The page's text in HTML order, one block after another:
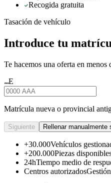
Recogida gratuita
Tasación de vehículo
Introduce tu
Te hacemos una oferta en menos
★★★E
Matrícula nueva o provincial
Siguiente Rellenar manualmente
+30.000Vehículos
+200.000Piezas
24hTiempo medio de
Centros autorizados